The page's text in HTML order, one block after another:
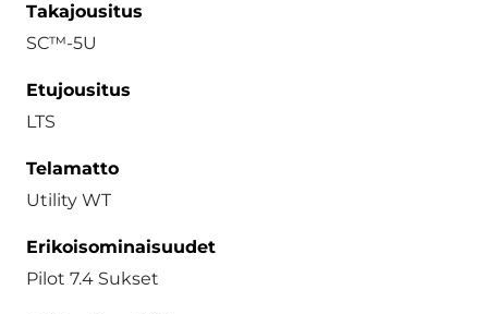
Takajousitus
SC™-5U
Etujousitus
LTS
Telamatto
Utility WT
Erikoisominaisuudet
Pilot 7.4 Sukset